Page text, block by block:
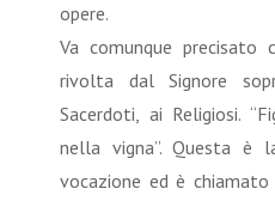
opere.
Va comunque precisato
rivolta dal Signore
Sacerdoti, ai Religiosi.
nella vigna”. Questa è
vocazione ed è